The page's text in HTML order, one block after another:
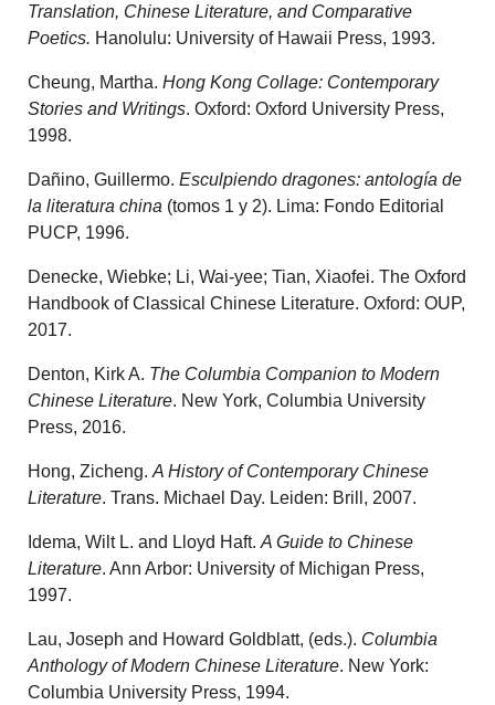
Translation, Chinese Literature, and Comparative
Poetics. Hanolulu: University of Hawaii Press, 1993.
Cheung, Martha.Hong Kong Collage: Contemporary
Stories and Writings. Oxford: Oxford University Press,
1998.
Dañino, Guillermo.Esculpiendo dragones: antología de
la literatura china (tomos 1 y 2). Lima: Fondo Editorial
PUCP, 1996.
Denecke, Wiebke; Li, Wai-yee; Tian, Xiaofei. The Oxford
Handbook of Classical Chinese Literature. Oxford: OUP,
2017.
Denton, Kirk A. The Columbia Companion to Modern
Chinese Literature. New York, Columbia University
Press, 2016.
Hong, Zicheng.A History of Contemporary Chinese
Literature. Trans. Michael Day. Leiden: Brill, 2007.
Idema, Wilt L. and Lloyd Haft.A Guide to Chinese
Literature. Ann Arbor: University of Michigan Press,
1997.
Lau, Joseph and Howard Goldblatt, (eds.). Columbia
Anthology of Modern Chinese Literature. New York:
Columbia University Press, 1994.